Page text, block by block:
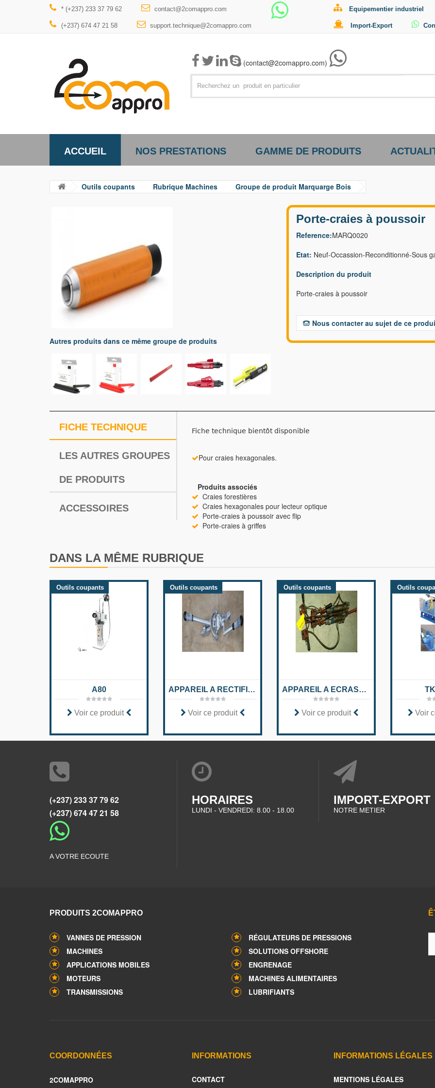
* (+237) 233 37 79 62 contact@2comappro.com
(+237) 674 47 21 58 support.technique@2comappro.com
Equipementier industriel
Import-Export
(contact@2comappro.com)
ACCUEIL NOS PRESTATIONS GAMME DE PRODUITS
Outils coupants Rubrique Machines Groupe de produit Marquarge Bois
Autres produits dans ce même groupe de produits
Porte-craies à poussoir
Reference:MARQ0020
Etat: Neuf-Occassion-Reconditionné-Sous
Description du produit
Porte-craies à poussoir
Nous contacter au sujet de ce
FICHE TECHNIQUE
LES AUTRES GROUPES
DE PRODUITS
ACCESSOIRES
Fiche technique bientôt disponible
Pour craies hexagonales.
Produits associés
Craies forestières
Craies hexagonales pour lecteur optique
Porte-craies à poussoir avec flip
Porte-craies à griffes
DANS LA MÊME RUBRIQUE
Outils coupants
A80
Voir ce produit
Outils coupants
APPAREIL A RECTIFIER MARQUE FOREZIENNE 788
Voir ce produit
Outils coupants
APPAREIL A ECRASER PNEUMATIQUE ALLIGATOR
Voir ce produit
Outils
Voir
(+237) 233 37 79 62
(+237) 674 47 21 58
A VOTRE ECOUTE
HORAIRES
LUNDI - VENDREDI: 8.00 - 18.00
IMPORT-EXPORT
NOTRE METIER
PRODUITS 2COMAPPRO
VANNES DE PRESSION
RÉGULATEURS DE PRESSIONS
MACHINES
SOLUTIONS OFFSHORE
APPLICATIONS MOBILES
ENGRENAGE
MOTEURS
MACHINES ALIMENTAIRES
TRANSMISSIONS
LUBRIFIANTS
COORDONNÉES
2COMAPPRO
INFORMATIONS
CONTACT
INFORMATIONS LÉGALES
MENTIONS LÉGALES